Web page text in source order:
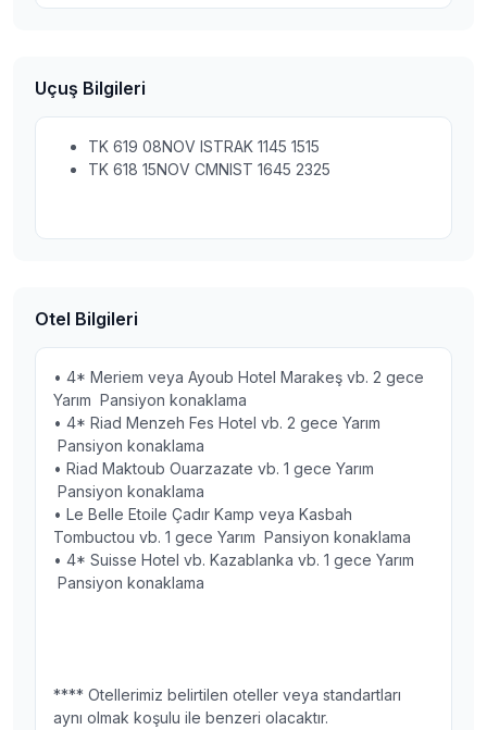
Uçuş Bilgileri
TK 619 08NOV ISTRAK 1145 1515
TK 618 15NOV CMNIST 1645 2325
Otel Bilgileri
• 4* Meriem veya Ayoub Hotel Marakeş vb. 2 gece
Yarım Pansiyon konaklama
• 4* Riad Menzeh Fes Hotel vb. 2 gece Yarım
Pansiyon konaklama
• Riad Maktoub Ouarzazate vb. 1 gece Yarım
Pansiyon konaklama
• Le Belle Etoile Çadır Kamp veya Kasbah
Tombuctou vb. 1 gece Yarım Pansiyon konaklama
• 4* Suisse Hotel vb. Kazablanka vb. 1 gece Yarım
Pansiyon konaklama
**** Otellerimiz belirtilen oteller veya standartları
aynı olmak koşulu ile benzeri olacaktır.